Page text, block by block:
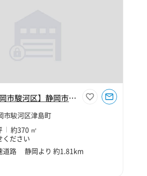
【静岡県静岡市駿河区】静岡市駿河区津島町7丁目110坪倉庫
市駿河区津島町
約370 ㎡
ください
道路 静岡より 約1.81km